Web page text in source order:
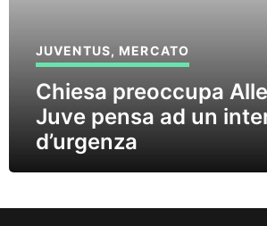
JUVENTUS, MERCATO
Chiesa preoccupa
Juve pensa ad un
d’urgenza